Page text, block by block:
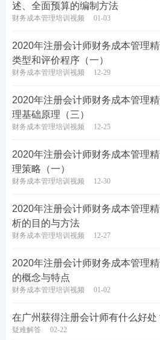
述、全面预算的编制方法
财务成本管理培训视频 01-03
2020年注册会计师财务成本管理
类型和评价程序（一）
财务成本管理培训视频 12-29
2020年注册会计师财务成本管理
理基础原理（三）
财务成本管理培训视频 12-25
2020年注册会计师财务成本管理
理策略（一）
财务成本管理培训视频 12-30
2020年注册会计师财务成本管理
析的目的与方法
财务成本管理培训视频 12-27
2020年注册会计师财务成本管理
的概念与特点
财务成本管理培训视频 01-02
在广州获得注册会计师有什么好处
疑难解答 02-22